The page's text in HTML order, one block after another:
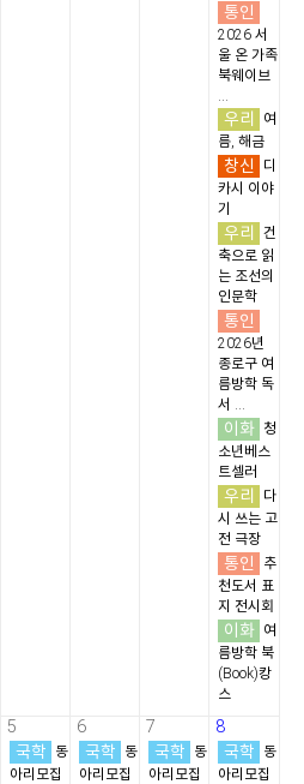
통인
2026 서
울 온 가족
북웨이브
...
우리
여
름, 해금
창신
디
카시 이야
기
우리
건
축으로 읽
는 조선의
인문학
통인
2026년
종로구 여
름방학 독
서 ...
이화
청
소년베스
트셀러
우리
다
시 쓰는 고
전 극장
통인
추
천도서 표
지 전시회
이화
여
름방학 북
(Book)캉
스
5
국학
동
아리모집
6
국학
동
아리모집
7
국학
동
아리모집
8
국학
동
아리모집